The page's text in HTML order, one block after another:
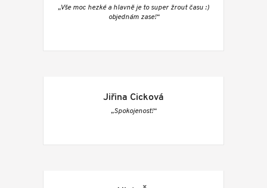
„Vše moc hezké a hlavně je to super žrout času :)
objednám zase!“
Jiřina Cicková
„Spokojenost!“